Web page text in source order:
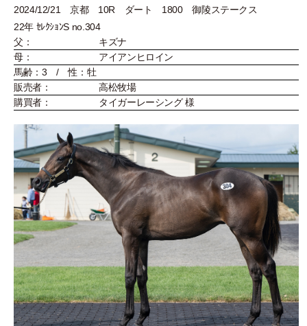
2024/12/21 京都 10R ダート 1800 御陵ステークス
22年 ｾﾚｸｼｮﾝS no.304
父：
キズナ
母：
アイアンヒロイン
馬齢：3 / 性：牡
販売者：
高松牧場
購買者：
タイガーレーシング 様